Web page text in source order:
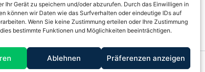
Ihr Gerät zu speichern und/oder abzurufen. Durch das Einwilligen in
können wir Daten wie das Surfverhalten oder eindeutige IDs auf
Wenn Sie keine Zustimmung erteilen oder Ihre Zustimmung
bestimmte Funktionen und Möglichkeiten beeinträchtigen.
Ablehnen Präferenzen anzeigen